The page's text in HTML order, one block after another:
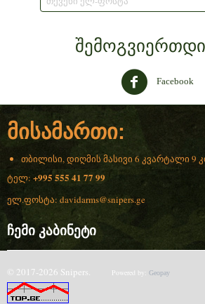
Facebook
მისამართი:
თბილისი, დიღმის მასივი 6 კვარტალი 9
ტელ: +995 555 41 77 99
ელ.ფოსტა: davidarms@snipers.ge
ჩემი კაბინეტი
© 2017-2026 Snipers. Powered by: Geopay